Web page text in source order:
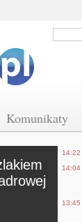
Komunikaty
Życie
14:22
14:04
13:45